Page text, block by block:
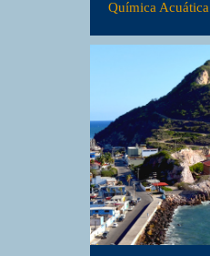
Química Acuática